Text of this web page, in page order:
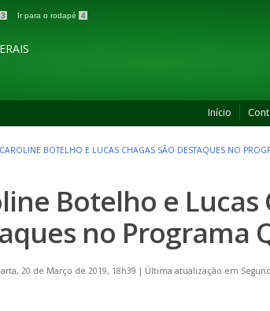
3 Ir para o rodapé 4
Início
CAROLINE BOTELHO E LUCAS CHAGAS SÃO DESTAQUES NO
Botelho e Lucas
no Programa
20 de Março de 2019, 18h39 | Última atualização em